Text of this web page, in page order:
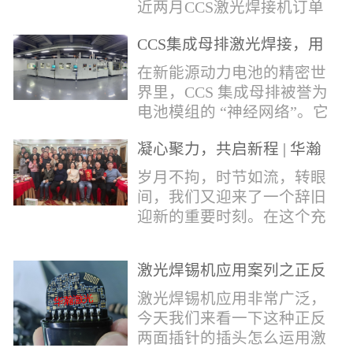
方位解决精密电子量产焊接
痛点。预制锡环焊接工艺预
制锡环焊接工艺，核心优势
明显：1.锡料定量可控：锡
环设备提前卷绕/挤压成型，
每一枚锡环锡含量标准化，
激光一次性熔融，焊点大
小、锡厚高度统一...
近两月CCS激光焊接机订单
和，全员火力全开，全力奔
赴交付节点，用硬核产能响
应市场需求，用严苛品质回
馈每一份客户信任。市场认
的技术、高效智能的生产优
势与零缺陷的品控标准，我
们的CCS激光焊接机持续斩
获大量订单，近两月产能全
开、排期紧凑，生产线有序
整机调试、性能检测到成品
CCS集成母排激光焊接，用
微米级工艺守护新能源电池
生命线
在新能源动力电池的精密世
界里，CCS 集成母排被誉为
电池模组的 “神经网络”。它
电，更承载着电压、温度信
号的实时采集，是连接电芯
与BMS电池管理系统的关键
桥梁。而连接这一切的，正
领域十余载，没有华丽的措
辞，只有最朴实的工艺呈
现，为客户解决实实在在的
落地生产难题。决定电池安
全的“微米关卡”随着新能源
凝心聚力，共启新程 | 华瀚
激光年度盛典
岁月不拘，时节如流，转眼
间，我们又迎来了一个辞旧
迎新的重要时刻。在这个充
堂，共同回顾了过去一年的
奋斗与辉煌，分享了成功的
喜悦，并对新的一年充满了
无限憧憬。回望过去，铭记
激光焊锡机应用案列之正反
两面插针焊接
激光焊锡机应用非常广泛，
今天我们来看一下这种正反
两面插针的插头怎么运用激